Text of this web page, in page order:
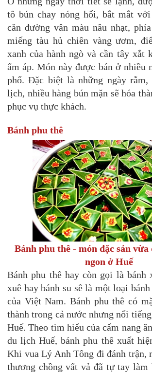
tô bún chay nóng hổi, bắt mắt
căn đường vân màu nâu nhạt,
miếng tàu hủ chiên vàng ươm,
xanh của hành ngò và cần tây xắt
ấm áp. Món này được bán ở nhiều
phố. Đặc biệt là những ngày rằm,
lịch, nhiều hàng bún mặn sẽ hóa
phục vụ thực khách.
Bánh phu thê
Bánh phu thê - món đặc sản vừa
ngon ở Huế
Bánh phu thê hay còn gọi là bánh
xuê hay bánh su sê là một loại
của Việt Nam. Bánh phu thê có
thành trong cả nước nhưng nổi
Huế. Theo tìm hiểu của cẩm nang
du lịch Huế, bánh phu thê xuất
Khi vua Lý Anh Tông đi đánh trận,
thương chồng vất vả đã tự tay làm